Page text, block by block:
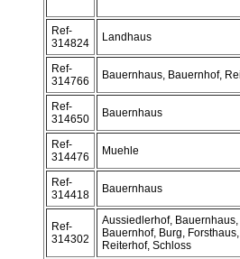
Ref-
314824
Landhaus
Ref-
314766
Bauernhaus, Bauernhof,
Ref-
314650
Bauernhaus
Ref-
314476
Muehle
Ref-
314418
Bauernhaus
Ref-
314302
Aussiedlerhof, Bauernhaus,
Bauernhof, Burg, Forsthaus,
Reiterhof, Schloss